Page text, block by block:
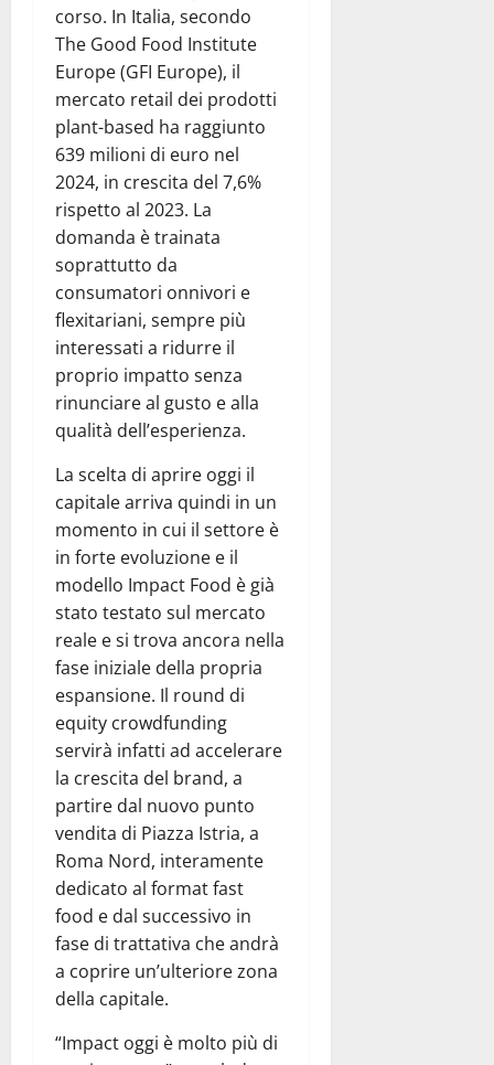
corso. In Italia, secondo
The Good Food Institute
Europe (GFI Europe), il
mercato retail dei prodotti
plant-based ha raggiunto
639 milioni di euro nel
2024, in crescita del 7,6%
rispetto al 2023. La
domanda è trainata
soprattutto da
consumatori onnivori e
flexitariani, sempre più
interessati a ridurre il
proprio impatto senza
rinunciare al gusto e alla
qualità dell’esperienza.
La scelta di aprire oggi il
capitale arriva quindi in un
momento in cui il settore è
in forte evoluzione e il
modello Impact Food è già
stato testato sul mercato
reale e si trova ancora nella
fase iniziale della propria
espansione. Il round di
equity crowdfunding
servirà infatti ad accelerare
la crescita del brand, a
partire dal nuovo punto
vendita di Piazza Istria, a
Roma Nord, interamente
dedicato al format fast
food e dal successivo in
fase di trattativa che andrà
a coprire un’ulteriore zona
della capitale.
“Impact oggi è molto più di